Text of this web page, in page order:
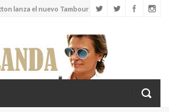
lanza el nuevo Tambour Horizon Light Up